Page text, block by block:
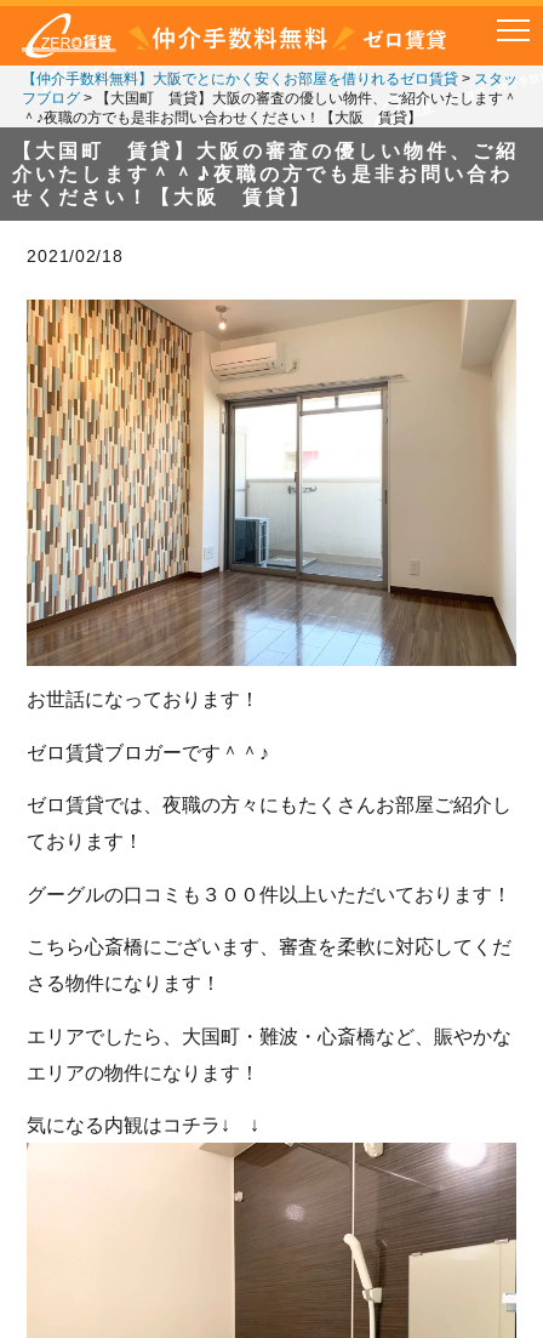
【仲介手数料無料】大阪でとにかく安くお部屋を借りれるゼロ賃貸> スタッ
フブログ>
【大国町 賃貸】大阪の審査の優しい物件、ご紹介いたします＾
＾♪夜職の方でも是非お問い合わせください！【大阪 賃貸】
【大国町 賃貸】大阪の審査の優しい物件、ご紹
介いたします＾＾♪夜職の方でも是非お問い合わ
せください！【大阪 賃貸】
2021/02/18
お世話になっております！
ゼロ賃貸ブロガーです＾＾♪
ゼロ賃貸では、夜職の方々にもたくさんお部屋ご紹介し
ております！
グーグルの口コミも３００件以上いただいております！
こちら心斎橋にございます、審査を柔軟に対応してくだ
さる物件になります！
エリアでしたら、大国町・難波・心斎橋など、賑やかな
エリアの物件になります！
気になる内観はコチラ↓ ↓